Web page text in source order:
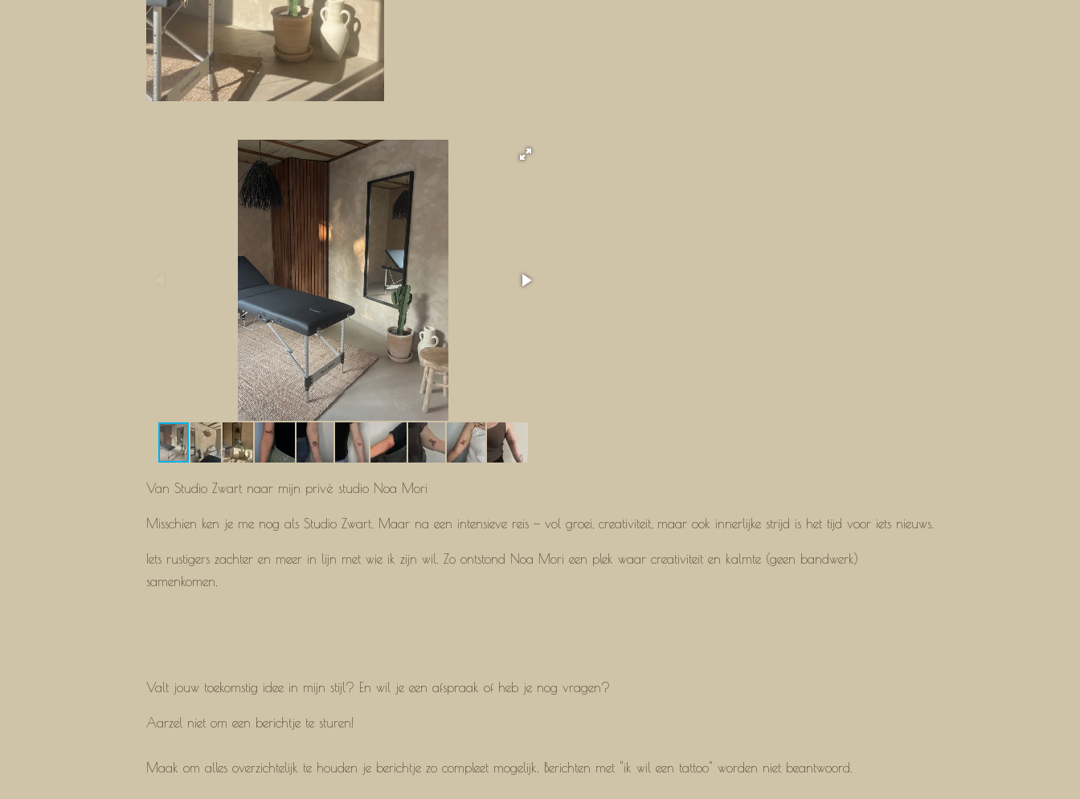
Van Studio Zwart naar mijn privé studio Noa Mori
Misschien ken je me nog als Studio Zwart. Maar na een intensieve reis — vol groei, creativiteit, maar ook innerlijke strijd is het tijd voor iets nieuws.
Iets rustigers zachter en meer in lijn met wie ik zijn wil. Zo ontstond Noa Mori een plek waar creativiteit en kalmte (geen bandwerk)
samenkomen.
Valt jouw toekomstig idee in mijn stijl? En wil je een afspraak of heb je nog vragen?
Aarzel niet om een berichtje te sturen!
Maak om alles overzichtelijk te houden je berichtje zo compleet mogelijk. Berichten met "ik wil een tattoo" worden niet beantwoord.